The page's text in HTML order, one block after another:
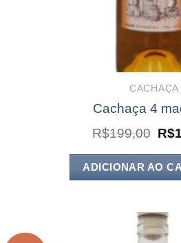
CACHAÇA
Cachaça 4
R$199,00 O
era:
R$
ADICIONAR AO